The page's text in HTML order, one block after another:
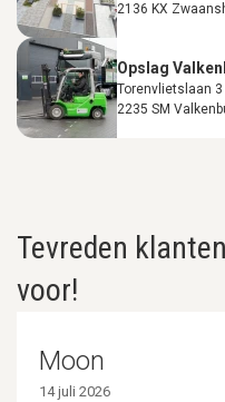
2136 KX
Opslag
Torenvlietslaan 3
2235 SM
Tevreden
voor!
Moon
14 juli 2026